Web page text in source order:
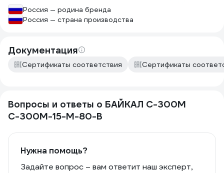
Россия — родина бренда
Россия — страна производства
Документация
Сертификаты соответствия Сертификаты
Вопросы и ответы о БАЙКАЛ С-300M
С-300M-15-М-80-В
Нужна помощь?
Задайте вопрос – вам ответит наш эксперт,